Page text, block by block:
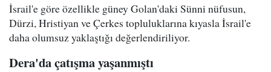
İsrail'e göre özellikle güney Golan'daki Sünni nüfusun,
Dürzi, Hristiyan ve Çerkes topluluklarına kıyasla İsrail'e
daha olumsuz yaklaştığı değerlendiriliyor.
Dera'da çatışma yaşanmıştı